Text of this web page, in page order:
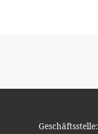
Geschäftsstelle: